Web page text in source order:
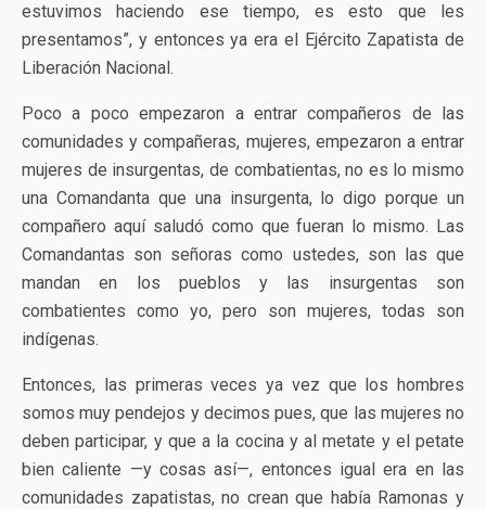
estuvimos haciendo ese tiempo, es esto que les
presentamos”, y entonces ya era el Ejército Zapatista de
Liberación Nacional.
Poco a poco empezaron a entrar compañeros de las
comunidades y compañeras, mujeres, empezaron a entrar
mujeres de insurgentas, de combatientas, no es lo mismo
una Comandanta que una insurgenta, lo digo porque un
compañero aquí saludó como que fueran lo mismo. Las
Comandantas son señoras como ustedes, son las que
mandan en los pueblos y las insurgentas son
combatientes como yo, pero son mujeres, todas son
indígenas.
Entonces, las primeras veces ya vez que los hombres
somos muy pendejos y decimos pues, que las mujeres no
deben participar, y que a la cocina y al metate y el petate
bien caliente —y cosas así—, entonces igual era en las
comunidades zapatistas, no crean que había Ramonas y